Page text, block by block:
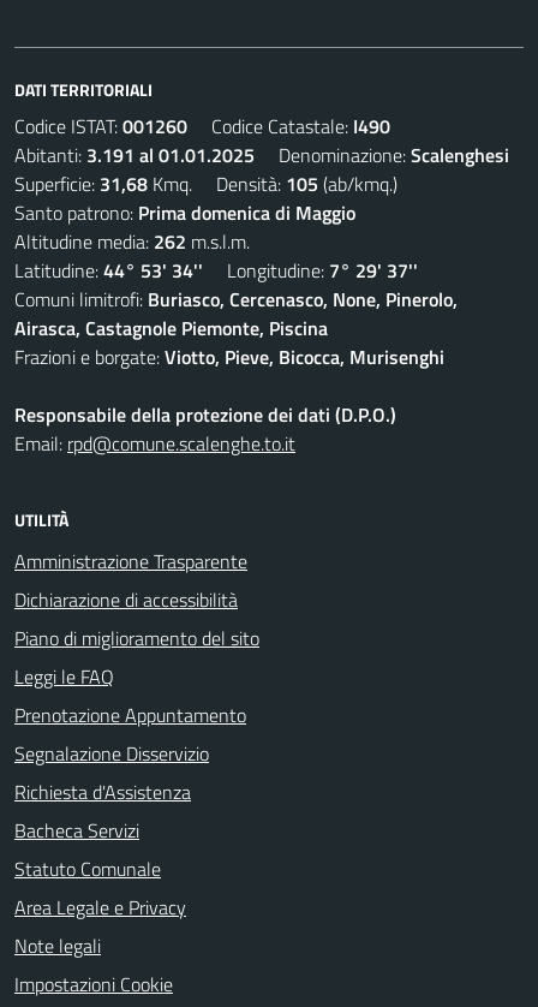
DATI TERRITORIALI
Codice ISTAT:001260 Codice Catastale: I490
Abitanti: 3.191 al 01.01.2025 Denominazione:Scalenghesi
Superficie: 31,68 Kmq. Densità: 105 (ab/kmq.)
Santo patrono: Prima domenica di Maggio
Altitudine media: 262 m.s.l.m.
Latitudine:44° 53' 34'' Longitudine: 7° 29' 37''
Comuni limitrofi: Buriasco, Cercenasco, None, Pinerolo,
Airasca, Castagnole Piemonte, Piscina
Frazioni e borgate:Viotto, Pieve, Bicocca, Murisenghi
Responsabile della protezione dei dati (D.P.O.)
Email: rpd@comune.scalenghe.to.it
UTILITÀ
Amministrazione Trasparente
Dichiarazione di accessibilità
Piano di miglioramento del sito
Leggi le FAQ
Prenotazione Appuntamento
Segnalazione Disservizio
Richiesta d'Assistenza
Bacheca Servizi
Statuto Comunale
Area Legale e Privacy
Note legali
Impostazioni Cookie